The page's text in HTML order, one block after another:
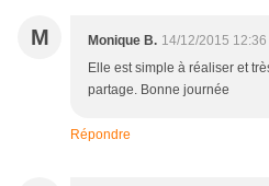
M Monique B. 14/12/2015 12:36
Elle est simple à réaliser et
partage. Bonne journée
Répondre